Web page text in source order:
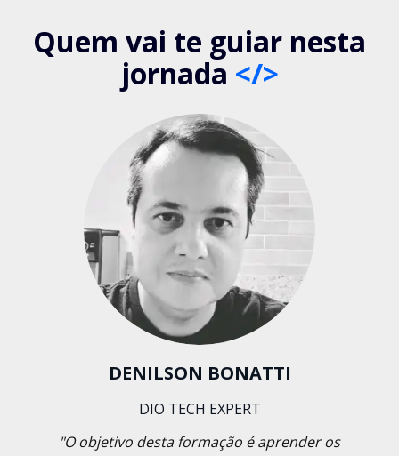
Quem vai te guiar nesta
jornada </>
DENILSON BONATTI
DIO TECH EXPERT
"O objetivo desta formação é aprender os